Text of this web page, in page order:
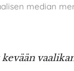
median